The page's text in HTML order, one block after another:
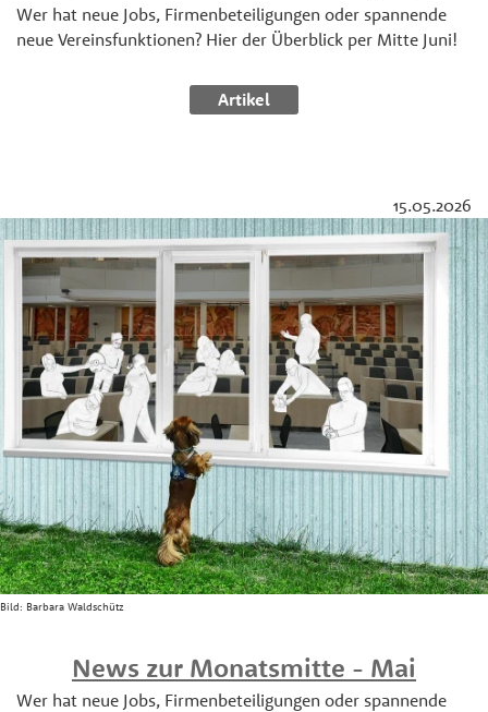
Wer hat neue Jobs, Firmenbeteiligungen oder spannende
neue Vereinsfunktionen? Hier der Überblick per Mitte Juni!
Artikel
15.05.2026
Bild: Barbara Waldschütz
News zur Monatsmitte - Mai
Wer hat neue Jobs, Firmenbeteiligungen oder spannende